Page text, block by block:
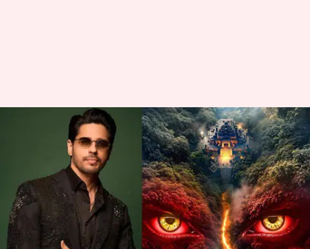
सिद्धार्थ मल्होत्रा की फिल्म 'वन' की
बदली रिलीज तारीख, जानिए क्यों
लिया गया फैसला
लेखन ज्योति सिंह Jul 09, 2026 03:39 pm
क्या है खबर?